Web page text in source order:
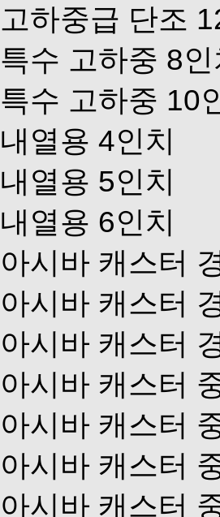
고하중급 단조
특수 고하중 8인
특수 고하중 10
내열용 4인치
내열용 5인치
내열용 6인치
아시바 캐스터
아시바 캐스터
아시바 캐스터
아시바 캐스터
아시바 캐스터
아시바 캐스터
아시바 캐스터